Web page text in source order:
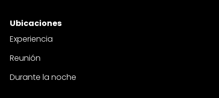
Ubicaciones
Experiencia
Reunión
Durante la noche